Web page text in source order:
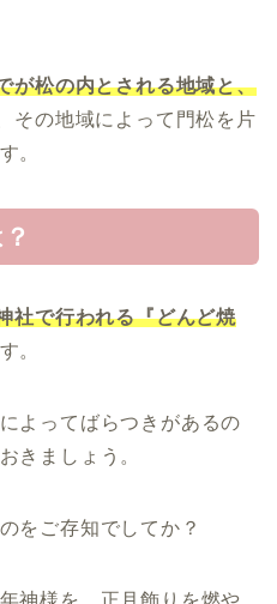
が松の内とされる地域と、
その地域によって門松を片
。
社で行われる『どんど焼
。
よってばらつきがあるの
きましょう。
をご存知でしてか？
神様を、正月飾りを燃や